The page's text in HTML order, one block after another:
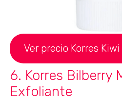
Ver precio Korres
6. Korres Bilberry
Exfoliante